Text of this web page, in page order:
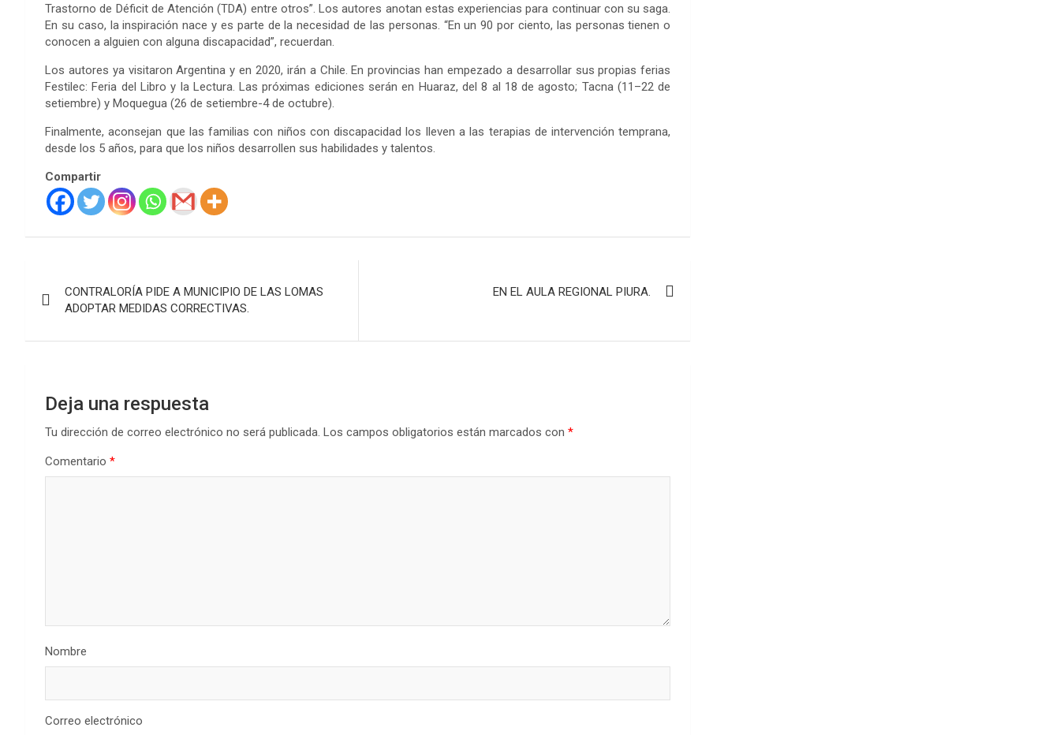
Trastorno de Déficit de Atención (TDA) entre otros”. Los autores anotan estas experiencias para continuar con su saga.
En su caso, la inspiración nace y es parte de la necesidad de las personas. “En un 90 por ciento, las personas tienen o
conocen a alguien con alguna discapacidad”, recuerdan.
Los autores ya visitaron Argentina y en 2020, irán a Chile. En provincias han empezado a desarrollar sus propias ferias
Festilec: Feria del Libro y la Lectura. Las próximas ediciones serán en Huaraz, del 8 al 18 de agosto; Tacna (11–22 de
setiembre) y Moquegua (26 de setiembre-4 de octubre).
Finalmente, aconsejan que las familias con niños con discapacidad los lleven a las terapias de intervención temprana,
desde los 5 años, para que los niños desarrollen sus habilidades y talentos.
Compartir
de
entradas
CONTRALORÍA PIDE A MUNICIPIO DE LAS LOMAS
ADOPTAR MEDIDAS CORRECTIVAS.
EN EL AULA REGIONAL PIURA.
Deja una respuesta
Tu dirección de correo electrónico no será publicada. Los campos obligatorios están marcados con *
Comentario *
Nombre
Correo electrónico